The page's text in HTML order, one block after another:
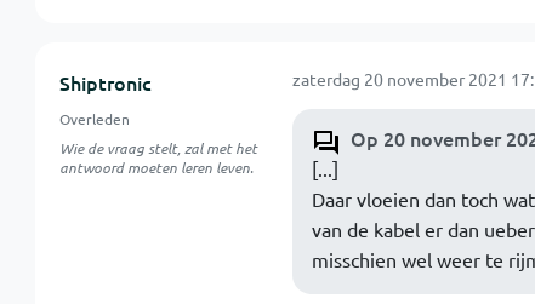
Shiptronic
Overleden
Wie de vraag stelt, zal met het
antwoord moeten leren leven.
zaterdag 20 november 2021
Op 20 november
[...]
Daar vloeien dan toch
van de kabel er dan
misschien wel weer te